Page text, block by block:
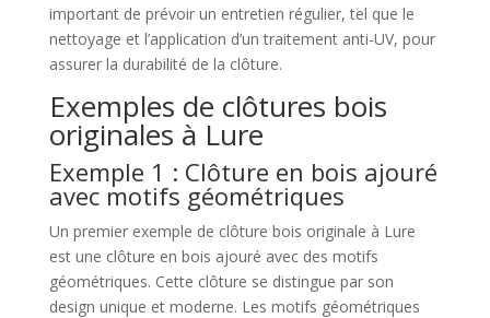
important de prévoir un entretien régulier, tel que le
nettoyage et l’application d’un traitement anti-UV, pour
assurer la durabilité de la clôture.
Exemples de clôtures bois
originales à Lure
Exemple 1 : Clôture en bois ajouré
avec motifs géométriques
Un premier exemple de clôture bois originale à Lure
est une clôture en bois ajouré avec des motifs
géométriques. Cette clôture se distingue par son
design unique et moderne. Les motifs géométriques